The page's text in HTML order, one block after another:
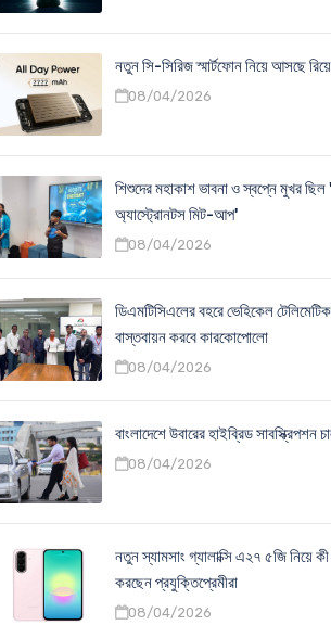
নতুন সি-সিরিজ স্মার্টফোন নিয়ে আসছে
08/04/2026
শিশুদের মহাকাশ ভাবনা ও স্বপ্নে মুখর ছিল
অ্যাস্ট্রোনটস মিট-আপ'
08/04/2026
ডিএমটিসিএলের বহরে ভেহিকেল
বাস্তবায়ন করবে কারকোপোলো
08/04/2026
বাংলাদেশে উবারের হাইব্রিড সাবস্ক্রিপশন
08/04/2026
নতুন স্যামসাং গ্যালাক্সি এ২৭ ৫জি নিয়ে
করছেন প্রযুক্তিপ্রেমীরা
08/04/2026